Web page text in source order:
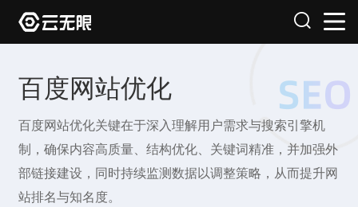
百度网站优化
百度网站优化关键在于深入理解用户需求与搜索引擎机
制，确保内容高质量、结构优化、关键词精准，并加强外
部链接建设，同时持续监测数据以调整策略，从而提升网
站排名与知名度。